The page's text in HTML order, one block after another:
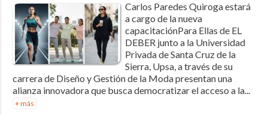
Carlos Paredes Quiroga estará
a cargo de la nueva
capacitaciónPara Ellas de EL
DEBER junto a la Universidad
Privada de Santa Cruz de la
Sierra, Upsa, a través de su
carrera de Diseño y Gestión de la Moda presentan una
alianza innovadora que busca democratizar el acceso a la...
+ más